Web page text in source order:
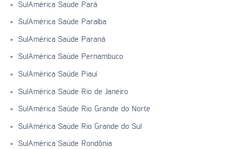
SulAmérica Saúde Pará
SulAmérica Saúde Paraíba
SulAmérica Saúde Paraná
SulAmérica Saúde Pernambuco
SulAmérica Saúde Piauí
SulAmérica Saúde Rio de Janeiro
SulAmérica Saúde Rio Grande do Norte
SulAmérica Saúde Rio Grande do Sul
SulAmérica Saúde Rondônia